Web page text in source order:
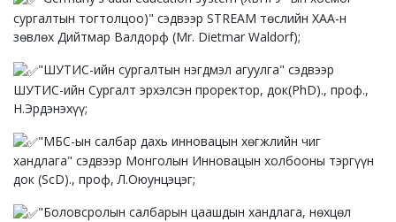
сургалтын тогтолцоо)" сэдвээр STREAM төслийн ХАА-н
зөвлөх Дийтмар Валдорф (Mr. Dietmar Waldorf);
"ШУТИС-ийн сургалтын нэгдмэл агуулга" сэдвээр
ШУТИС-ийн Сургалт эрхэлсэн проректор, док(PhD)., проф.,
Н.Эрдэнэхүү;
"МБС-ын салбар дахь инновацын хөгжлийн чиг
хандлага" сэдвээр Монголын Инновацын холбооны тэргүүн
док (ScD)., проф, Л.Оюунцэцэг;
"Боловсролын салбарын цаашдын хандлага, нөхцөл